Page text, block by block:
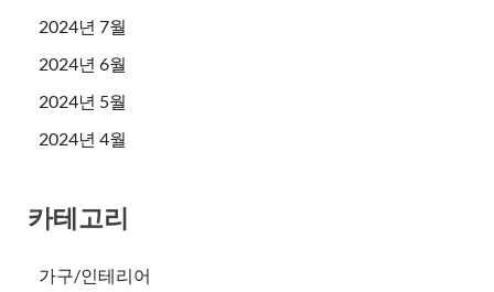
2024년 7월
2024년 6월
2024년 5월
2024년 4월
카테고리
가구/인테리어